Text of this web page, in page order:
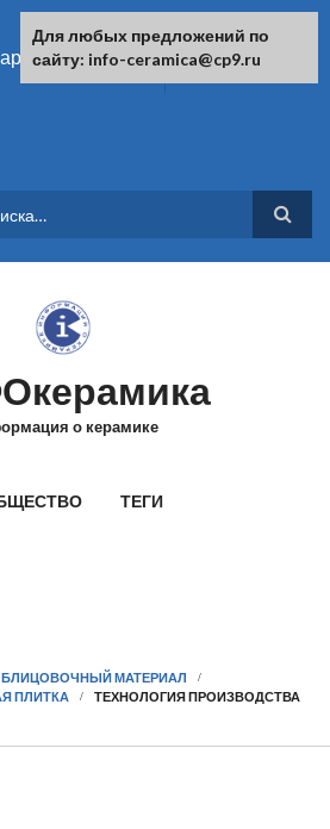
Химия
о керамике
ТЕГИ
МАТЕРИАЛ
ПЛИТКА
ТЕХНОЛОГИЯ ПРОИЗВОДСТВА
Для любых предложений по
сайту: info-ceramica@cp9.ru